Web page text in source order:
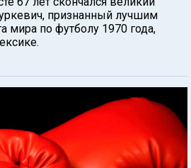
признанный лучшим
мира по футболу 1970 года,